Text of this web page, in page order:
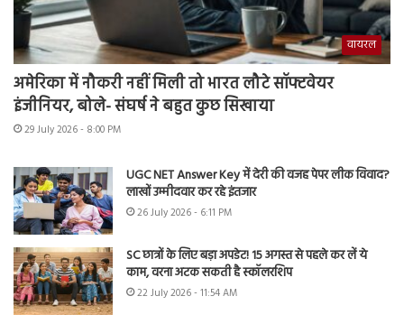
वायरल
अमेरिका में नौकरी नहीं मिली तो भारत लौटे सॉफ्टवेयर
इंजीनियर, बोले- संघर्ष ने बहुत कुछ सिखाया
29 July 2026 - 8:00 PM
UGC NET Answer Key में देरी की वजह पेपर लीक विवाद?
लाखों उम्मीदवार कर रहे इंतजार
26 July 2026 - 6:11 PM
SC छात्रों के लिए बड़ा अपडेट! 15 अगस्त से पहले कर लें ये
काम, वरना अटक सकती है स्कॉलरशिप
22 July 2026 - 11:54 AM